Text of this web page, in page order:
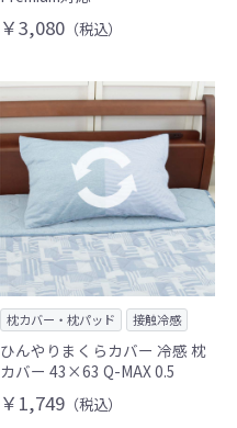
￥3,080 （税込）
枕カバー・枕パッド 接触冷感
ひんやりまくらカバー 冷感 枕
カバー 43×63 Q-MAX 0.5
￥1,749 （税込）